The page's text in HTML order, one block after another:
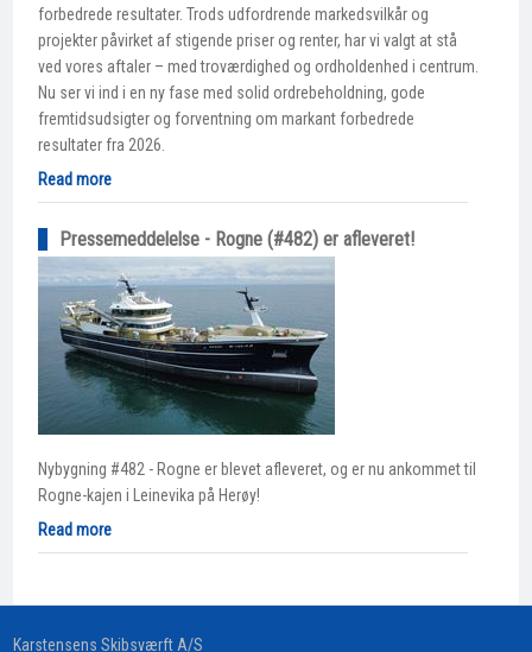
forbedrede resultater. Trods udfordrende markedsvilkår og
projekter påvirket af stigende priser og renter, har vi valgt at stå
ved vores aftaler – med troværdighed og ordholdenhed i centrum.
Nu ser vi ind i en ny fase med solid ordrebeholdning, gode
fremtidsudsigter og forventning om markant forbedrede
resultater fra 2026.
Read more
Pressemeddelelse - Rogne (#482) er afleveret!
Nybygning #482 - Rogne er blevet afleveret, og er nu ankommet til
Rogne-kajen i Leinevika på Herøy!
Read more
​Karstensens Skibsværft A/S